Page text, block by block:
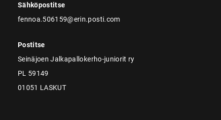
Sähköpostitse
fennoa.506159@erin.posti.com
Postitse
Seinäjoen Jalkapallokerho-juniorit ry
PL 59149
01051 LASKUT